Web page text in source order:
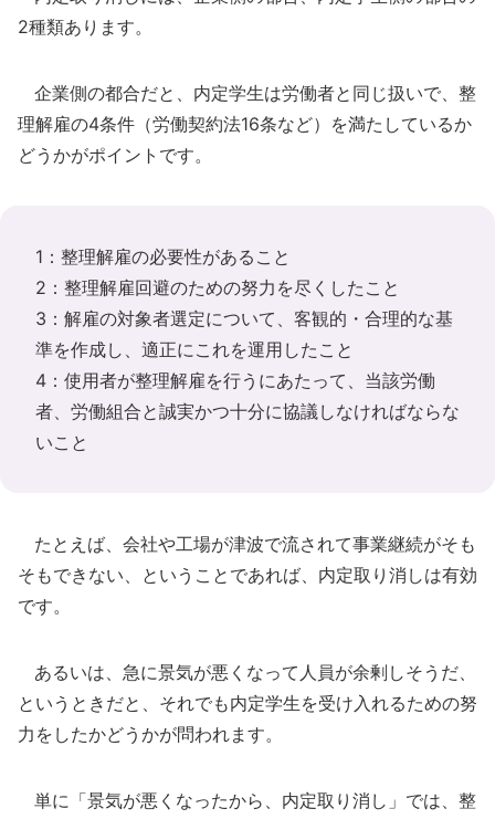
2種類あります。
企業側の都合だと、内定学生は労働者と同じ扱いで、整
理解雇の4条件（労働契約法16条など）を満たしているか
どうかがポイントです。
1：整理解雇の必要性があること
2：整理解雇回避のための努力を尽くしたこと
3：解雇の対象者選定について、客観的・合理的な基
準を作成し、適正にこれを運用したこと
4：使用者が整理解雇を行うにあたって、当該労働
者、労働組合と誠実かつ十分に協議しなければならな
いこと
たとえば、会社や工場が津波で流されて事業継続がそも
そもできない、ということであれば、内定取り消しは有効
です。
あるいは、急に景気が悪くなって人員が余剰しそうだ、
というときだと、それでも内定学生を受け入れるための努
力をしたかどうかが問われます。
単に「景気が悪くなったから、内定取り消し」では、整